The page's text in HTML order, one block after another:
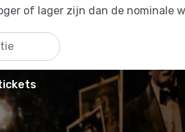
of lager zijn dan de nominale